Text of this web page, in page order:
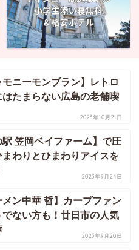
モニーモンブラン】レトロ
はたまらない広島の老舗喫
2023年10月21日
駅 笠岡ベイファーム】で圧
まわりとひまわりアイスを
2023年9月24日
メン中華 哲】カープファン
でない方も！廿日市の人気
2023年9月20日